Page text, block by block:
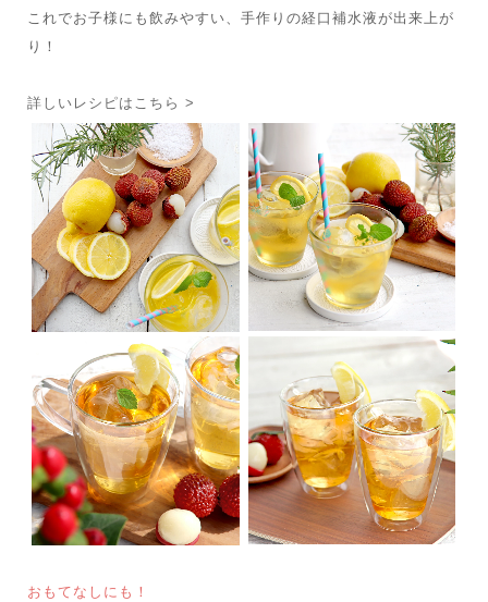
これでお子様にも飲みやすい、手作りの経口補水液が出来上が
り！
詳しいレシピはこちら >
おもてなしにも！